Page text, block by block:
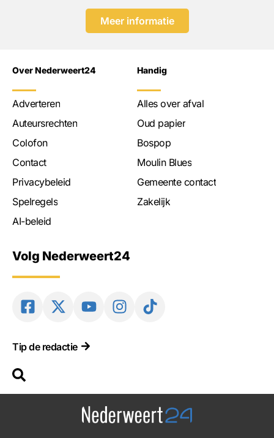
Meer informatie
Over Nederweert24
Adverteren
Auteursrechten
Colofon
Contact
Privacybeleid
Spelregels
AI-beleid
Handig
Alles over afval
Oud papier
Bospop
Moulin Blues
Gemeente contact
Zakelijk
Volg Nederweert24
Tip de redactie